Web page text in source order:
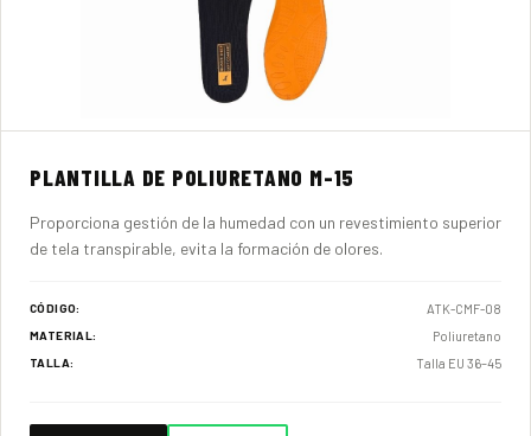
PLANTILLA DE POLIURETANO M-15
Proporciona gestión de la humedad con un revestimiento superior
de tela transpirable, evita la formación de olores.
CÓDIGO: ATK-CMF-08
MATERIAL: Poliuretano
TALLA: Talla EU 36–45